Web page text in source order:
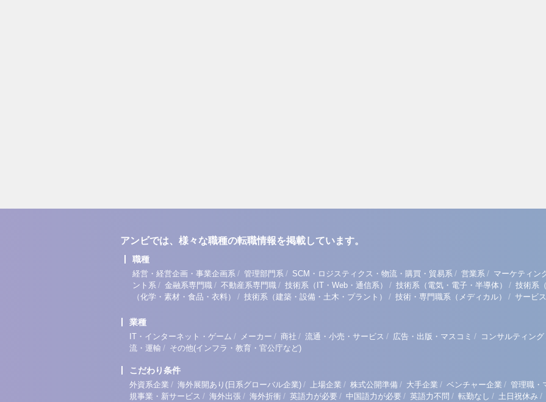
アンビでは、様々な職種の転職情報を掲載しています。
職種
経営・経営企画・事業企画系 / 管理部門系 / SCM・ロジスティクス・物流・購買・貿易系 / 営業系 / マーケティン
ント系 / 金融系専門職 / 不動産系専門職 / 技術系（IT・Web・通信系） / 技術系（電気・電子・半導体） / 技術系
（化学・素材・食品・衣料）
/ 技術系（建築・設備・土木・プラント） / 技術・専門職系（メディカル） / サービ
業種
IT・インターネット・ゲーム / メーカー / 商社 / 流通・小売・サービス / 広告・出版・マスコミ / コンサルティング
流・運輸 / その他(インフラ・教育・官公庁など)
こだわり条件
外資系企業 / 海外展開あり(日系グローバル企業) / 上場企業 / 株式公開準備 / 大手企業 / ベンチャー企業 / 管理職・
規事業・新サービス / 海外出張 / 海外折衝 / 英語力が必要 / 中国語力が必要 / 英語力不問 / 転勤なし / 土日祝休み /